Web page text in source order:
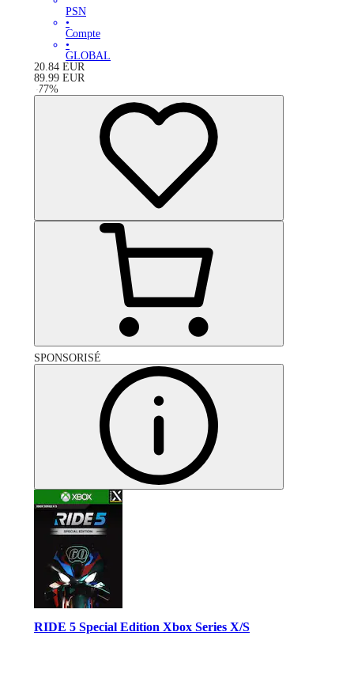
PSN
•
Compte
•
GLOBAL
20.84 EUR
89.99 EUR
-77%
SPONSORISÉ
RIDE 5 Special Edition Xbox Series X/S